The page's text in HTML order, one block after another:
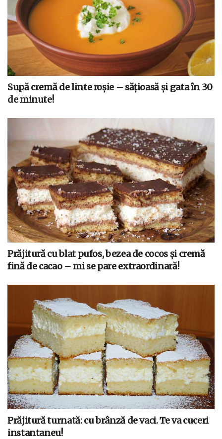
Supă cremă de linte roșie – sățioasă și gata în 30
de minute!
Prăjitură cu blat pufos, bezea de cocos și cremă
fină de cacao – mi se pare extraordinară!
Prăjitură turnată: cu brânză de vaci. Te va cuceri
instantaneu!